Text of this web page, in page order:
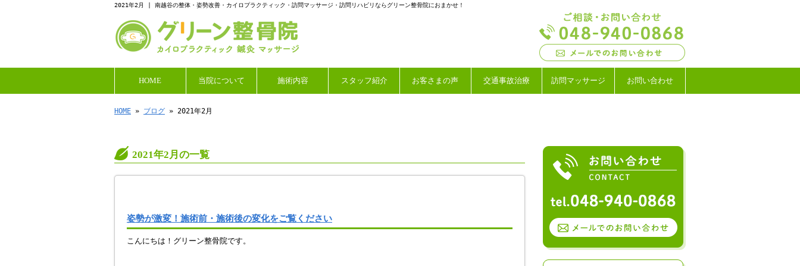
2021年2月 | 南越谷の整体・姿勢改善・カイロプラクティック・訪問マッサージ・訪問リハビリならグリーン整骨院におまかせ！
HOME 当院について 施術内容 スタッフ紹介 お客さまの声 交通事故治療 訪問マッサージ お問い合わせ
HOME » ブログ » 2021年2月
2021年2月の一覧
姿勢が激変！施術前・施術後の変化をご覧ください
こんにちは！グリーン整骨院です。